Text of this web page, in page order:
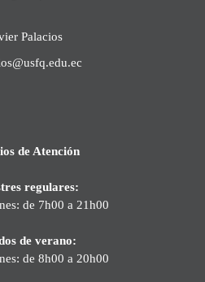
Palacios
de Atención
regulares:
de 7h00 a 21h00
de verano:
de 8h00 a 20h00